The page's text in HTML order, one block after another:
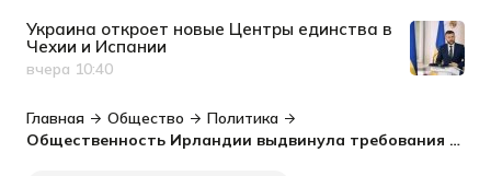
Украина откроет новые Центры единства в
Чехии и Испании
Дата публикации
вчера 10:40
Главная Общество
Политика
Общественность Ирландии выдвинула требования к правительству в отношении украинских беженцев